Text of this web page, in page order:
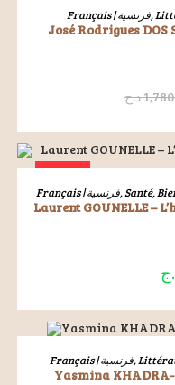
Français | فرنسية,
José Rodrigues DOS
د.ج
Français | فرنسية,Santé,
Laurent GOUNELLE –
Français | فرنسية,
Yasmina